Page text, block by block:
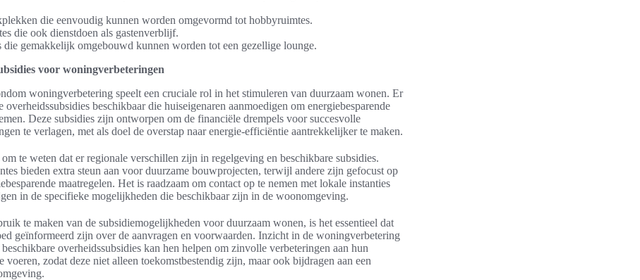
die eenvoudig kunnen worden omgevormd tot hobbyruimtes.
die ook dienstdoen als gastenverblijf.
die gemakkelijk omgebouwd kunnen worden tot een gezellige lounge.
voor woningverbeteringen
woningverbetering speelt een cruciale rol in het stimuleren van duurzaam wonen. Er
overheidssubsidies beschikbaar die huiseigenaren aanmoedigen om energiebesparende
Deze subsidies zijn ontworpen om de financiële drempels voor succesvolle
te verlagen, met als doel de overstap naar energie-efficiëntie aantrekkelijker te maken.
te weten dat er regionale verschillen zijn in regelgeving en beschikbare subsidies.
bieden extra steun aan voor duurzame bouwprojecten, terwijl andere zijn gefocust op
maatregelen. Het is raadzaam om contact op te nemen met lokale instanties
in de specifieke mogelijkheden die beschikbaar zijn in de woonomgeving.
te maken van de subsidiemogelijkheden voor duurzaam wonen, is het essentieel dat
geïnformeerd zijn over de aanvragen en voorwaarden. Inzicht in de woningverbetering
overheidssubsidies kan hen helpen om zinvolle verbeteringen aan hun
voeren, zodat deze niet alleen toekomstbestendig zijn, maar ook bijdragen aan een